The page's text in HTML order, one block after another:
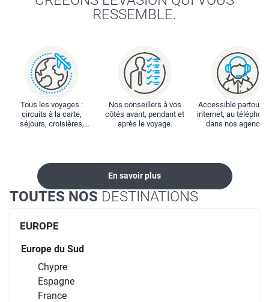
RESSEMBLE.
Tous les voyages :
circuits à la carte,
séjours, croisières,
Nos conseillers à vos
côtés avant, pendant et
après le voyage.
Accessible partout :
internet, au
dans nos
En savoir plus
TOUTES NOS DESTINATIONS
EUROPE
Europe du Sud
Chypre
Espagne
France